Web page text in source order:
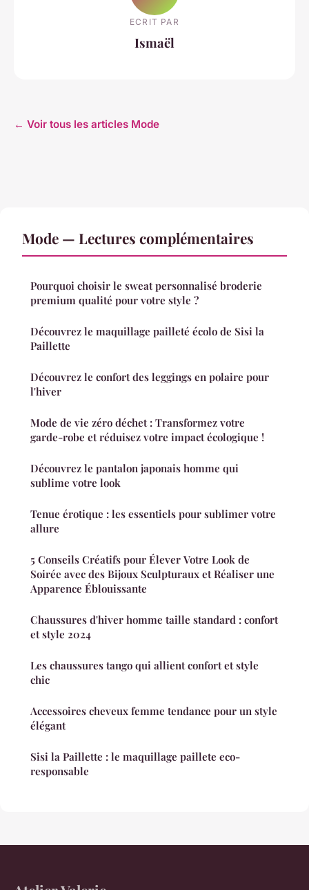
ECRIT PAR
Ismaël
← Voir tous les articles Mode
Mode — Lectures complémentaires
Pourquoi choisir le sweat personnalisé broderie
premium qualité pour votre style ?
Découvrez le maquillage pailleté écolo de Sisi la
Paillette
Découvrez le confort des leggings en polaire pour
l'hiver
Mode de vie zéro déchet : Transformez votre
garde-robe et réduisez votre impact écologique !
Découvrez le pantalon japonais homme qui
sublime votre look
Tenue érotique : les essentiels pour sublimer votre
allure
5 Conseils Créatifs pour Élever Votre Look de
Soirée avec des Bijoux Sculpturaux et Réaliser une
Apparence Éblouissante
Chaussures d'hiver homme taille standard : confort
et style 2024
Les chaussures tango qui allient confort et style
chic
Accessoires cheveux femme tendance pour un style
élégant
Sisi la Paillette : le maquillage paillete eco-
responsable